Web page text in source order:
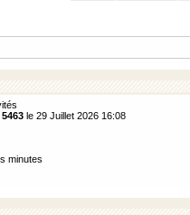
5463 le 29 Juillet 2026 16:08
minutes